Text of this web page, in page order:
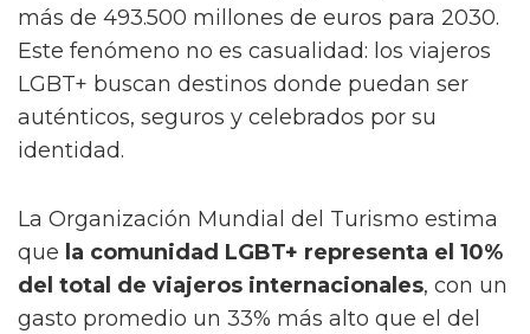
más de 493.500 millones de euros para 2030.
Este fenómeno no es casualidad: los viajeros
LGBT+ buscan destinos donde puedan ser
auténticos, seguros y celebrados por su
identidad.
La Organización Mundial del Turismo estima
que la comunidad LGBT+ representa el 10%
del total de viajeros internacionales, con un
gasto promedio un 33% más alto que el del